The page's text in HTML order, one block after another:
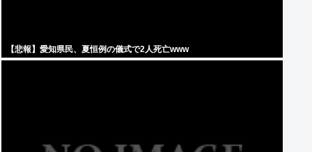
【悲報】愛知県民、夏恒例の儀式で2人死亡www